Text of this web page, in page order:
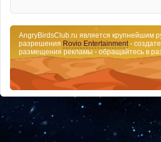
AngryBirdsClub.ru является крупнейшим
разрешения Rovio Entertainment-
размещения рекламы - обращайтесь в